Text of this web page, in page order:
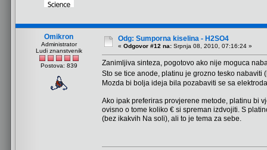
Omikron
Administrator
Ludi znanstvenik
Postova: 839
Odg: Sumporna kiselina - H2SO4
« Odgovor #12 na: Srpnja 08, 2010, 07:16:24 »
Zanimljiva sinteza, pogotovo ako nije moguca
Sto se tice anode, platinu je grozno tesko nabaviti
Mozda bi bolja ideja bila pozabaviti se sa
Ako ipak preferiras provjerene metode, platinu bi
ovisno o tome koliko € si spreman izdvojiti. S
(bez ikakvih Na soli), ali to je tema za sebe.